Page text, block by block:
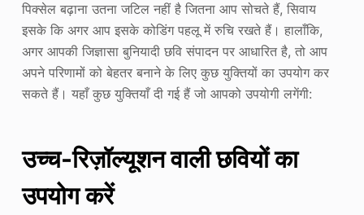
पिक्सेल बढ़ाना उतना जटिल नहीं है जितना आप सोचते हैं, सिवाय
इसके कि अगर आप इसके कोडिंग पहलू में रुचि रखते हैं। हालाँकि,
अगर आपकी जिज्ञासा बुनियादी छवि संपादन पर आधारित है, तो आप
अपने परिणामों को बेहतर बनाने के लिए कुछ युक्तियों का उपयोग कर
सकते हैं। यहाँ कुछ युक्तियाँ दी गई हैं जो आपको उपयोगी लगेंगी:
उच्च-रिज़ॉल्यूशन वाली छवियों का
उपयोग करें